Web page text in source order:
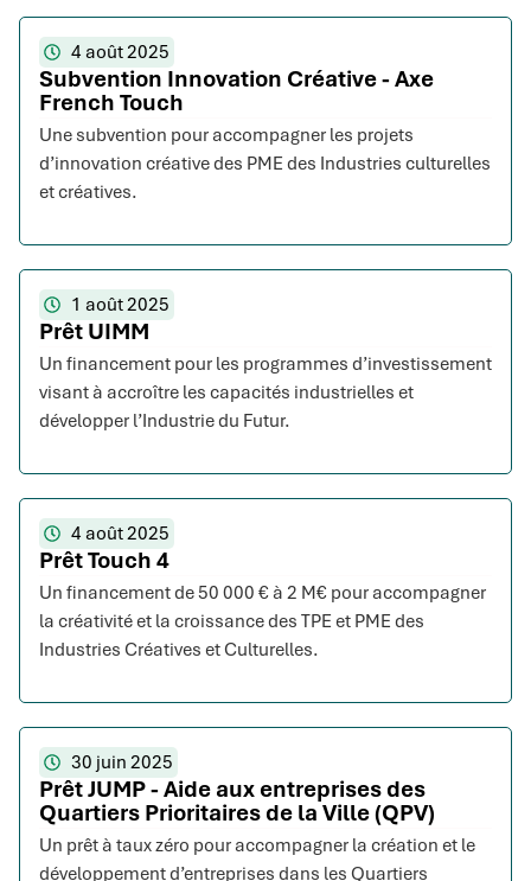
4 août 2025
Subvention Innovation Créative - Axe
French Touch
Une subvention pour accompagner les projets
d’innovation créative des PME des Industries culturelles
et créatives.
1 août 2025
Prêt UIMM
Un financement pour les programmes d’investissement
visant à accroître les capacités industrielles et
développer l’Industrie du Futur.
4 août 2025
Prêt Touch 4
Un financement de 50 000 € à 2 M€ pour accompagner
la créativité et la croissance des TPE et PME des
Industries Créatives et Culturelles.
30 juin 2025
Prêt JUMP - Aide aux entreprises des
Quartiers Prioritaires de la Ville (QPV)
Un prêt à taux zéro pour accompagner la création et le
développement d’entreprises dans les Quartiers